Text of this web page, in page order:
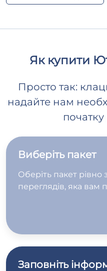
Як купити
Просто так:
надайте нам
Виберіть пакет
Оберіть пакет рівно
переглядів, яка вам
Заповніть